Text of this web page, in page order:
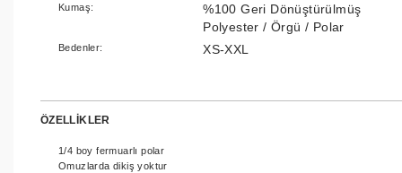
Kumaş:
%100 Geri Dönüştürülmüş
Polyester / Örgü / Polar
Bedenler: XS-XXL
ÖZELLİKLER
1/4 boy fermuarlı polar
Omuzlarda dikiş yoktur